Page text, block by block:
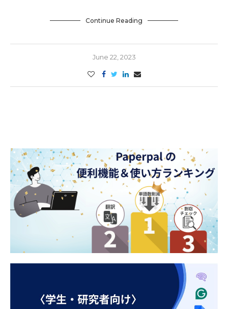
Continue Reading
June 22, 2023